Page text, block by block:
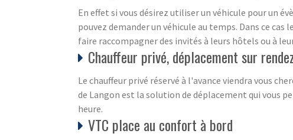
En effet si vous désirez utiliser un véhicule pour un
pouvez demander un véhicule au temps. Dans ce
faire raccompagner des invités à leurs hôtels ou à
Chauffeur privé, déplacement sur
Le chauffeur privé réservé à l'avance viendra vous
de Langon est la solution de déplacement qui vous
heure.
VTC place au confort à bord